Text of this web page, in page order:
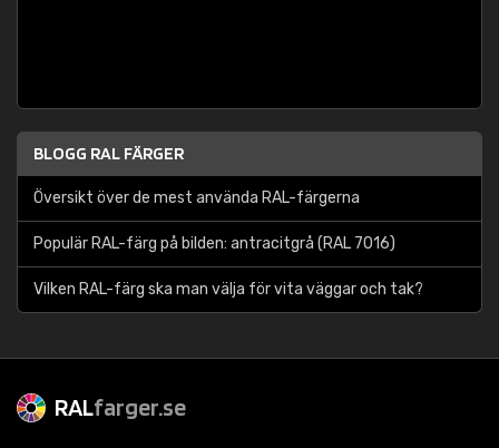
BLOGG RAL FÄRGER
Översikt över de mest använda RAL-färgerna
Populär RAL-färg på bilden: antracitgrå (RAL 7016)
Vilken RAL-färg ska man välja för vita väggar och tak?
RALfarger.se